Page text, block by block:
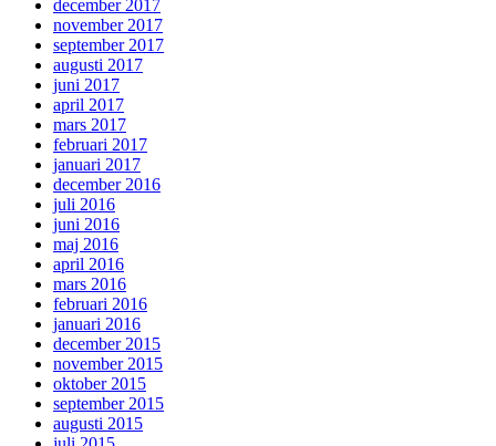
december 2017
november 2017
september 2017
augusti 2017
juni 2017
april 2017
mars 2017
februari 2017
januari 2017
december 2016
juli 2016
juni 2016
maj 2016
april 2016
mars 2016
februari 2016
januari 2016
december 2015
november 2015
oktober 2015
september 2015
augusti 2015